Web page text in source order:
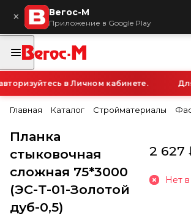
× Вегос-М
Приложение в Google Play
в Личном кабинете.
Главная Каталог Стройматериалы
Планка
стыковочная
сложная 75*3000
(ЭС-Т-01-Золотой
дуб-0,5)
2 627
Нет